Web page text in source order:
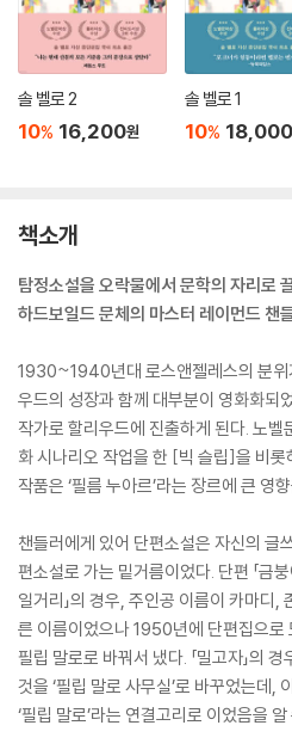
솔 벨로 2
10% 16,200원
솔 벨로 1
10% 18,000
책소개
탐정소설을 오락물에서 문학의 자리로
하드보일드 문체의 마스터 레이먼드
1930~1940년대 로스앤젤레스의 분위
우드의 성장과 함께 대부분이 영화화되
작가로 할리우드에 진출하게 된다. 노
화 시나리오 작업을 한 [빅 슬립]을 비
작품은 ‘필름 누아르’라는 장르에 큰 영
챈들러에게 있어 단편소설은 자신의 글
편소설로 가는 밑거름이었다. 단편 「금붕
일거리」의 경우, 주인공 이름이 카마디
른 이름이었으나 1950년에 단편집으로
필립 말로로 바꿔서 냈다. 「밀고자」의
것을 ‘필립 말로 사무실’로 바꾸었는데,
‘필립 말로’라는 연결고리로 이었음을 알